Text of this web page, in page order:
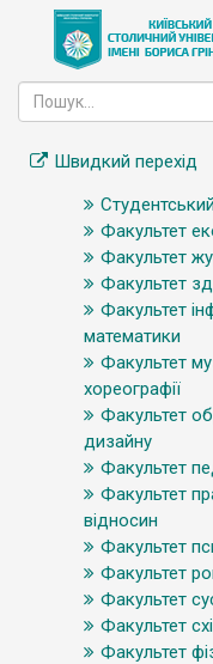
Швидкий перехід
Факультет
Факультет
Факультет
Факультет
математики
Факультет
хореографії
Факультет
дизайну
Факультет
Факультет
відносин
Факультет
Факультет
Факультет
Факультет
Факультет